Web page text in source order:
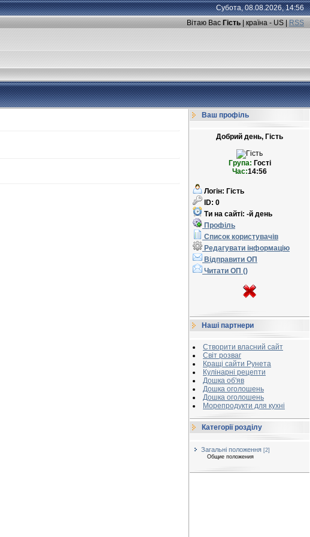
Субота, 08.08.2026, 14:56
Вітаю Вас Гість | країна - US | RSS
Ваш профіль
Добрий день, Гість
Група: Гості
Час:14:56
Логін: Гість
ID: 0
Ти на сайті: -й день
Профіль
Список користувачів
Редагувати інформацію
Відправити ОП
Читати ОП ()
Наші партнери
Створити власний сайт
Світ розваг
Кращі сайти Рунета
Кулінарні рецепти
Дошка об'яв
Дошка оголошень
Дошка оголошень
Морепродукти для кухні
Категорії розділу
Загальні положення [2]
Общие положения